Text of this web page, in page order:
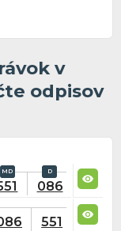
v
odpisov
086
551